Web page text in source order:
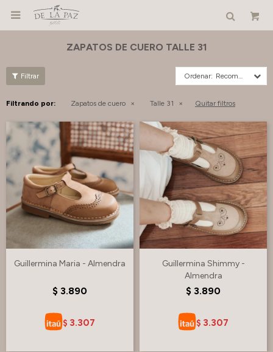

ZAPATOS DE CUERO TALLE 31
Recomendados
Filtrando por: Zapatos de cuero Talle 31 Quitar filtros
Guillermina Maria - Almendra
$ 3.890
$ 3.307
Guillermina Shimmy -
Almendra
$ 3.890
$ 3.307